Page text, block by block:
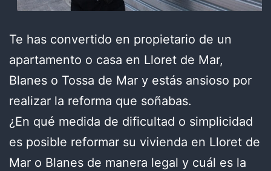
Te has convertido en propietario de un
apartamento o casa en Lloret de Mar,
Blanes o Tossa de Mar y estás ansioso por
realizar la reforma que soñabas.
¿En qué medida de dificultad o simplicidad
es posible reformar su vivienda en Lloret de
Mar o Blanes de manera legal y cuál es la